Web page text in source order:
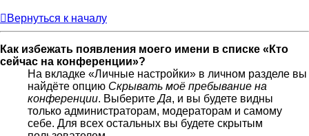
Вернуться к началу
Как избежать появления моего имени в списке «Кто
сейчас на конференции»?
На вкладке «Личные настройки» в личном разделе вы
найдёте опцию Скрывать моё пребывание на
конференции. ВыберитеДа, и вы будете видны
только администраторам, модераторам и самому
себе. Для всех остальных вы будете скрытым